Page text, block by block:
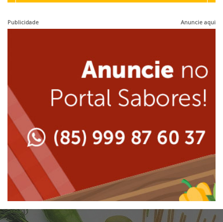
Japonesa e Oriental
Lanchonetes
Massas
Peixes e Frutos do Mar
Peixes e Frutos do Mar
Pizzarias
Portuguesa
Publicidade Anuncie aqui